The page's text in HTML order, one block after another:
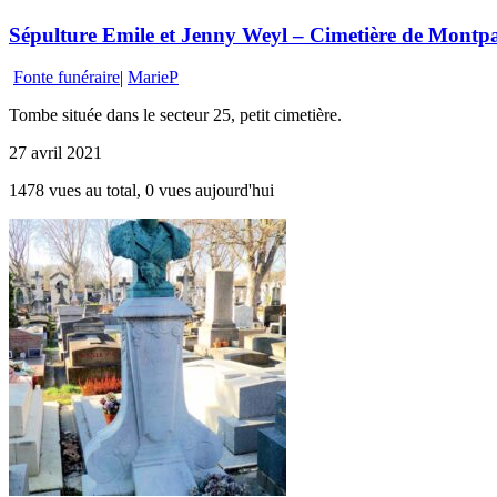
Sépulture Emile et Jenny Weyl – Cimetière de
Fonte funéraire| MarieP
Tombe située dans le secteur 25, petit cimetière.
27 avril 2021
1478 vues au total, 0 vues aujourd'hui